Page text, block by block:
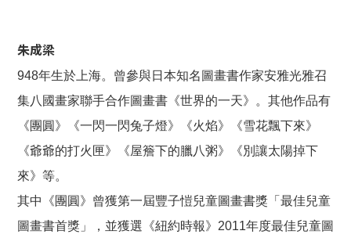
朱成梁
948年生於上海。曾參與日本知名圖畫書作家安雅光雅召
集八國畫家聯手合作圖畫書《世界的一天》。其他作品有
《團圓》《一閃一閃兔子燈》《火焰》《雪花飄下來》
《爺爺的打火匣》《屋簷下的臘八粥》《別讓太陽掉下
來》等。
其中《團圓》曾獲第一屆豐子愷兒童圖畫書獎「最佳兒童
圖畫書首獎」，並獲選《紐約時報》2011年度最佳兒童圖